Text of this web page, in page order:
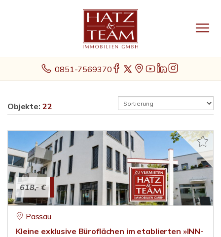
0851-7569370
Objekte: 22
618,- €
Passau
Kleine exklusive Büroflächen im etablierten »INN-